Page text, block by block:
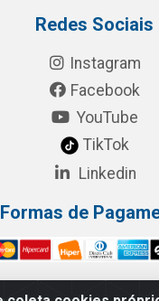
Redes Sociais
Instagram
Facebook
YouTube
TikTok
Linkedin
Formas de